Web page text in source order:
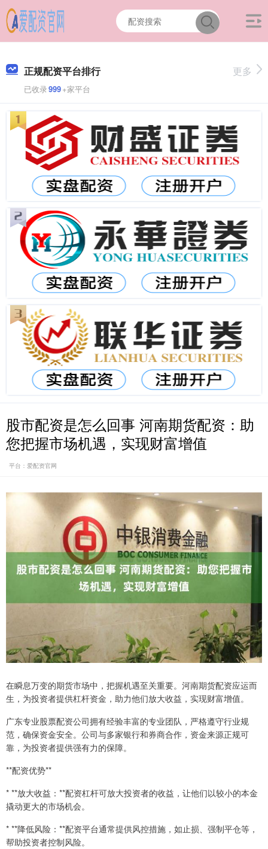
正规配资平台排行
已收录999+家平台
更多
股市配资是怎么回事 河南期货配资：助
您把握市场机遇，实现财富增值
平台：爱配资官网
在瞬息万变的期货市场中，把握机遇至关重要。河南期货配资应运而
生，为投资者提供杠杆资金，助力他们放大收益，实现财富增值。
广东专业股票配资公司拥有经验丰富的专业团队，严格遵守行业规
范，确保资金安全。公司与多家银行和券商合作，资金来源正规可
靠，为投资者提供强有力的保障。
**配资优势**
* **放大收益：**配资杠杆可放大投资者的收益，让他们以较小的本金
撬动更大的市场机会。
* **降低风险：**配资平台通常提供风控措施，如止损、强制平仓等，
帮助投资者控制风险。